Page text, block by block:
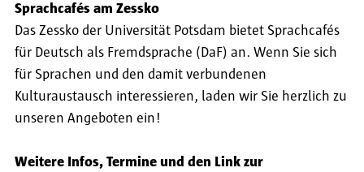
Sprachcafés am Zessko
Das Zessko der Universität Potsdam bietet Sprachcafés
für Deutsch als Fremdsprache (DaF) an. Wenn Sie sich
für Sprachen und den damit verbundenen
Kulturaustausch interessieren, laden wir Sie herzlich zu
unseren Angeboten ein!
Weitere Infos, Termine und den Link zur